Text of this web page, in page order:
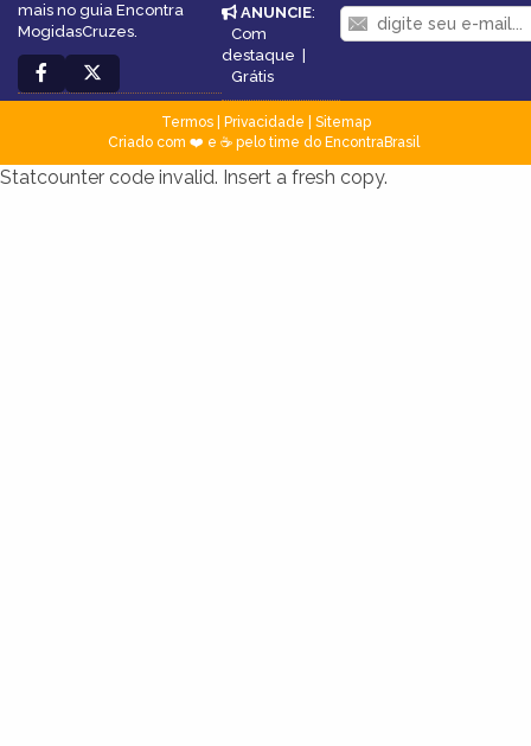
mais no guia Encontra
MogidasCruzes.
ANUNCIE:
Com
destaque
Grátis
Termos| Privacidade
Sitemap
Criado com ❤️ e ☕ pelo time do EncontraBrasil
Statcounter code invalid. Insert a fresh copy.